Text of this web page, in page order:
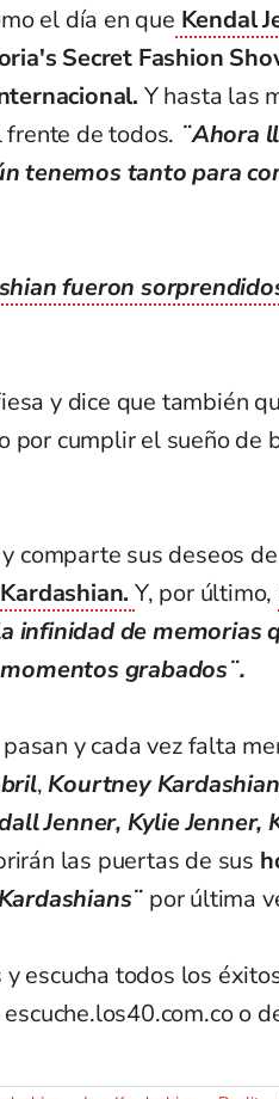
el día en que Kendal
Secret Fashion
Y hasta las
frente de todos. ¨Ahora
tenemos tanto para
fueron
y dice que también
por cumplir el sueño de
comparte sus deseos
Y, por último,
infinidad de memorias
grabados¨.
y cada vez falta
,Kourtney
Jenner, Kylie Jenner,
las puertas de sus
por última
escucha todos los
o